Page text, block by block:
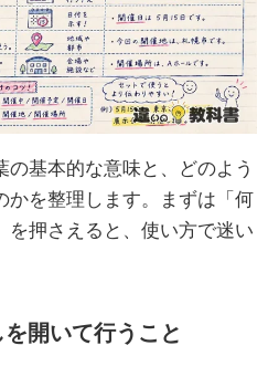
の基本的な意味と、どのよう
かを整理します。まずは「何
を押さえると、使い方で迷い
開いて行うこと